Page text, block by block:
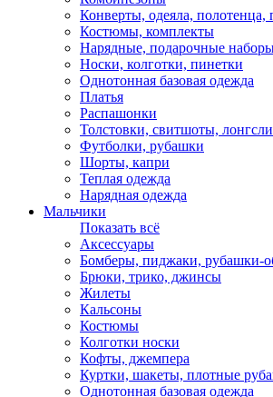
Конверты, одеяла, полотенца,
Костюмы, комплекты
Нарядные, подарочные
Носки, колготки, пинетки
Однотонная базовая одежда
Платья
Распашонки
Толстовки, свитшоты,
Футболки, рубашки
Шорты, капри
Теплая одежда
Нарядная одежда
Мальчики
Показать всё
Аксессуары
Бомберы, пиджаки, рубашки-
Брюки, трико, джинсы
Жилеты
Кальсоны
Костюмы
Колготки носки
Кофты, джемпера
Куртки, шакеты, плотные
Однотонная базовая одежда